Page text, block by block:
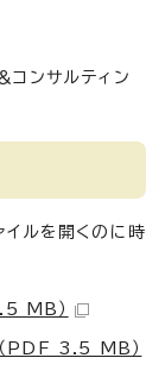
コンサルティン
イルを開くのに時
MB）
（PDF 3.5 MB）